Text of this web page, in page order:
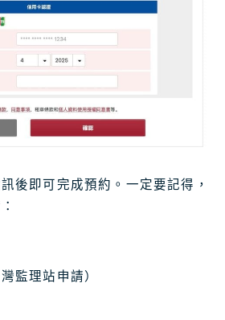
後即可完成預約。一定要記得，
監理站申請）